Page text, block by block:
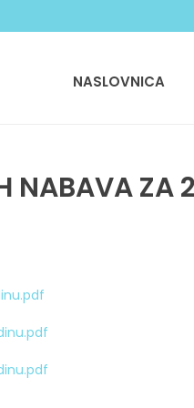
NASLOVNICA
NABAVA ZA